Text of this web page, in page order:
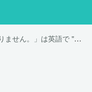
「見逃すはずはありません。」は英語で "You can't miss it!"